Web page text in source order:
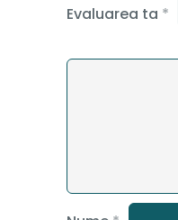
Evaluarea ta *